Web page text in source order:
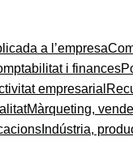
a l’empresa
i finances
empresarial
Màrqueting,
Indústria,